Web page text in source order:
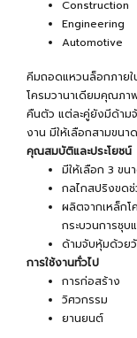
Construction
Engineering
Automotive
คีมถอดแหวนล็อกภายใ
โครมวานาเดียมคุณภา
คืนตัว แต่ละคู่ยังมีด้าม
งาน มีให้เลือกสามขน
คุณสมบัติและประโยชน์
มีให้เลือก 3 ขน
กลไกสปริงขดช่
ผลิตจากเหล็ก
กระบวนการชุ
ด้ามจับหุ้มด้วยวั
การใช้งานทั่วไป
การก่อสร้าง
วิศวกรรม
ยานยนต์